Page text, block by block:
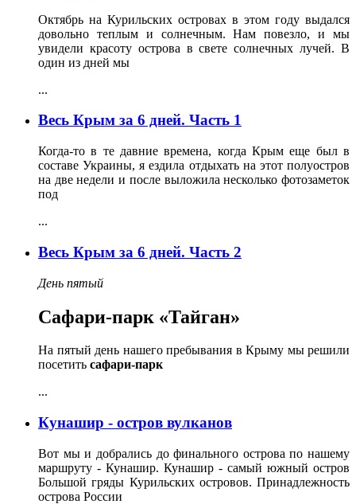
Октябрь на Курильских островах в этом году выдался
довольно теплым и солнечным. Нам повезло, и мы
увидели красоту острова в свете солнечных лучей. В
один из дней мы
...
Весь Крым за 6 дней. Часть 1
Когда-то в те давние времена, когда Крым еще был в
составе Украины, я ездила отдыхать на этот полуостров
на две недели и после выложила несколько фотозаметок
под
...
Весь Крым за 6 дней. Часть 2
День пятый
Сафари-парк «Тайган»
На пятый день нашего пребывания в Крыму мы решили
посетить сафари-парк
...
Кунашир - остров вулканов
Вот мы и добрались до финального острова по нашему
маршруту - Кунашир. Кунашир - самый южный остров
Большой гряды Курильских островов. Принадлежность
острова России